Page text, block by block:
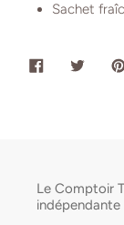
Sachet
PARTAGER
Le Comptoir
indépendante